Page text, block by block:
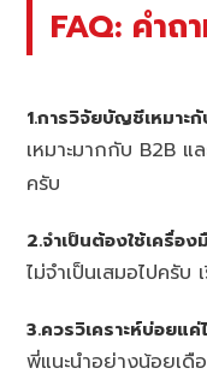
FAQ: คำ
1.การวิจัยบัญชีเหมาะ
เหมาะมากกับ B2B แ
ครับ
2.จำเป็นต้องใช้เครื่อง
ไม่จำเป็นเสมอไปครั
3.ควรวิเคราะห์บ่อยแค่
พี่แนะนำอย่างน้อยเดื